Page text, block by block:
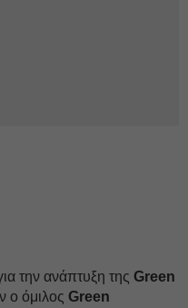
την ανάπτυξη της Green
ο όμιλος Green